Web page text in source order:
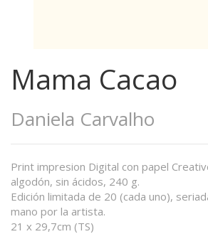
Mama Cacao
Daniela Carvalho
Print impresion Digital con papel
algodón, sin ácidos, 240 g.
Edición limitada de 20 (cada uno),
mano por la artista.
21 x 29,7cm (TS)